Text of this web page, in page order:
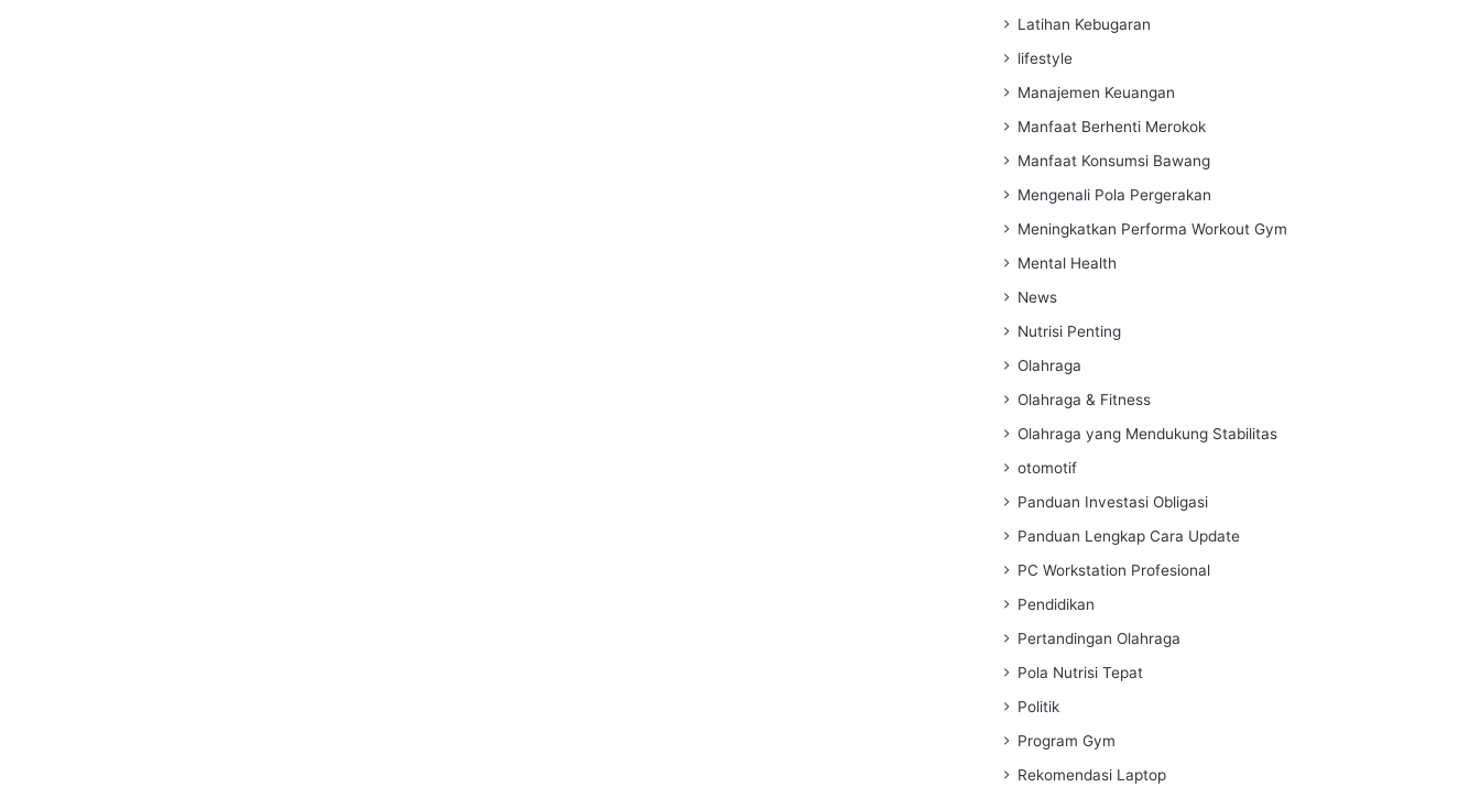
Latihan Kebugaran
lifestyle
Manajemen Keuangan
Manfaat Berhenti Merokok
Manfaat Konsumsi Bawang
Mengenali Pola Pergerakan
Meningkatkan Performa Workout Gym
Mental Health
News
Nutrisi Penting
Olahraga
Olahraga & Fitness
Olahraga yang Mendukung Stabilitas
otomotif
Panduan Investasi Obligasi
Panduan Lengkap Cara Update
PC Workstation Profesional
Pendidikan
Pertandingan Olahraga
Pola Nutrisi Tepat
Politik
Program Gym
Rekomendasi Laptop